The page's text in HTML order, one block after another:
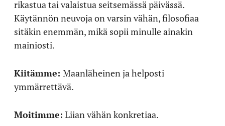
rikastua tai valaistua seitsemässä päivässä.
Käytännön neuvoja on varsin vähän, filosofiaa
sitäkin enemmän, mikä sopii minulle ainakin
mainiosti.
Kiitämme: Maanläheinen ja helposti
ymmärrettävä.
Moitimme: Liian vähän konkretiaa.